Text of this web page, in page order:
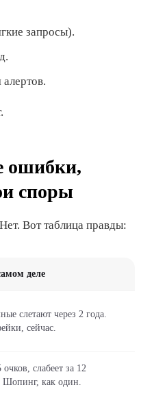
запросы).
ошибки,
споры
Вот таблица правды:
деле
слетают через 2 года.
сейчас.
слабеет за 12
Шопинг, как один.